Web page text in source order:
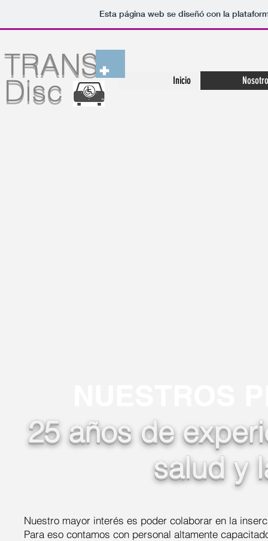
Esta página web se diseñó con la
TRANS-
Disc Inicio
25 años de
salud y
Nuestro mayor interés es poder colaborar en la
Para eso contamos con personal altamente